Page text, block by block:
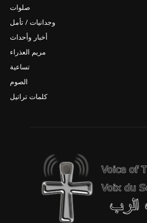
صلوات
وجدانيات / تأمل
أخبار وأحداث
مريم العذراء
تساعية
الصوم
كلمات تراتيل